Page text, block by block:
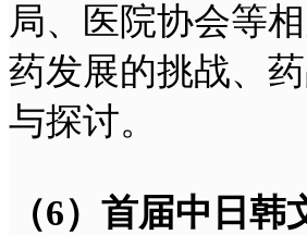
局、医院协会等
药发展的挑战、
与探讨。
（6）首届中日韩